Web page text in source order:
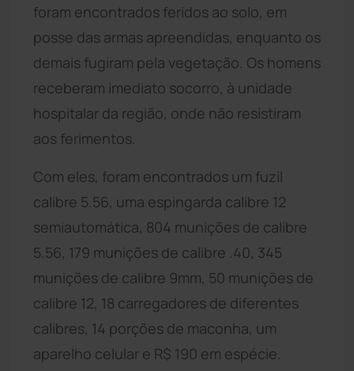
foram encontrados feridos ao solo, em
posse das armas apreendidas, enquanto os
demais fugiram pela vegetação. Os homens
receberam imediato socorro, à unidade
hospitalar da região, onde não resistiram
aos ferimentos.
Com eles, foram encontrados um fuzil
calibre 5.56, uma espingarda calibre 12
semiautomática, 804 munições de calibre
5.56, 179 munições de calibre .40, 345
munições de calibre 9mm, 50 munições de
calibre 12, 18 carregadores de diferentes
calibres, 14 porções de maconha, um
aparelho celular e R$ 190 em espécie.